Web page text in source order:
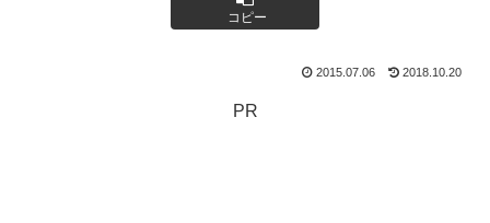
コピー
2015.07.06 2018.10.20
PR